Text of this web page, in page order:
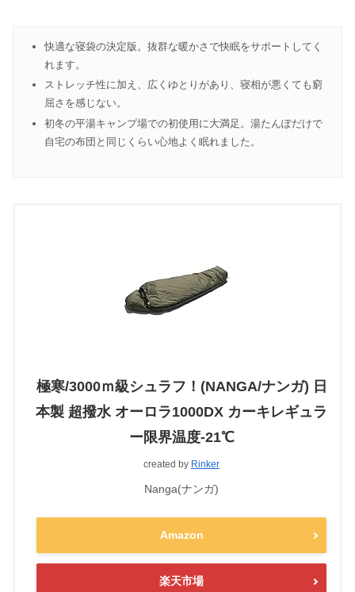
快適な寝袋の決定版。抜群な暖かさで快眠をサポートしてく
れます。
ストレッチ性に加え、広くゆとりがあり、寝相が悪くても窮
屈さを感じない。
初冬の平湯キャンプ場での初使用に大満足。湯たんぽだけで
自宅の布団と同じくらい心地よく眠れました。
極寒/3000ｍ級シュラフ！(NANGA/ナンガ) 日
本製 超撥水 オーロラ1000DX カーキレギュラ
ー限界温度-21℃
created by Rinker
Nanga(ナンガ)
Amazon
楽天市場